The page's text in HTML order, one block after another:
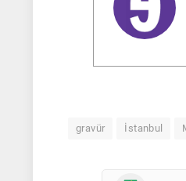
gravür İstanbul